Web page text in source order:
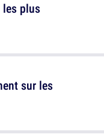
les plus
sur les